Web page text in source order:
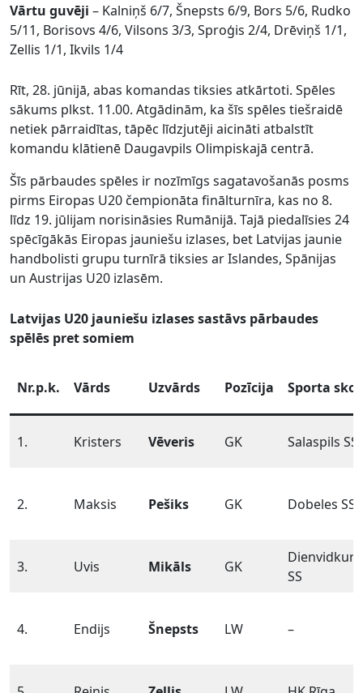
Vārtu guvēji – Kalniņš 6/7, Šnepsts 6/9, Bors 5/6, Rudko
5/11, Borisovs 4/6, Vilsons 3/3, Sproģis 2/4, Drēviņš 1/1,
Zellis 1/1, Ikvils 1/4
Rīt, 28. jūnijā, abas komandas tiksies atkārtoti. Spēles
sākums plkst. 11.00. Atgādinām, ka šīs spēles tiešraidē
netiek pārraidītas, tāpēc līdzjutēji aicināti atbalstīt
komandu klātienē Daugavpils Olimpiskajā centrā.
Šīs pārbaudes spēles ir nozīmīgs sagatavošanās posms
pirms Eiropas U20 čempionāta finālturnīra, kas no 8.
līdz 19. jūlijam norisināsies Rumānijā. Tajā piedalīsies 24
spēcīgākās Eiropas jauniešu izlases, bet Latvijas jaunie
handbolisti grupu turnīrā tiksies ar Islandes, Spānijas
un Austrijas U20 izlasēm.
Latvijas U20 jauniešu izlases sastāvs pārbaudes
spēlēs pret somiem
Nr.p.k. Vārds Uzvārds Pozīcija Sporta
1. Kristers Vēveris GK Salaspils SS
2. Maksis Pešiks GK Dobeles SS
3. Uvis Mikāls GK
SS
4. Endijs Šnepsts LW –